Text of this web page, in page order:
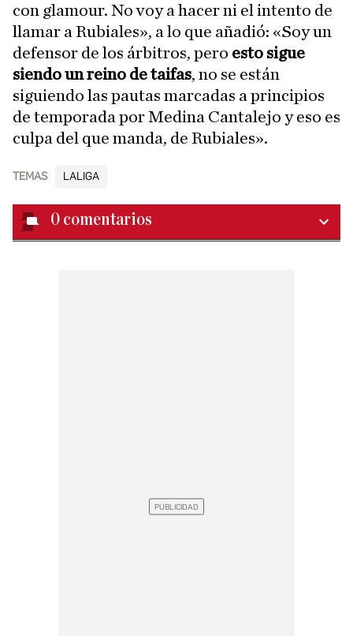
con glamour. No voy a hacer ni el intento de
llamar a Rubiales», a lo que añadió: «Soy un
defensor de los árbitros, pero esto sigue
siendo un reino de taifas, no se están
siguiendo las pautas marcadas a principios
de temporada por Medina Cantalejo y eso es
culpa del que manda, de Rubiales».
TEMAS LALIGA
0 comentarios